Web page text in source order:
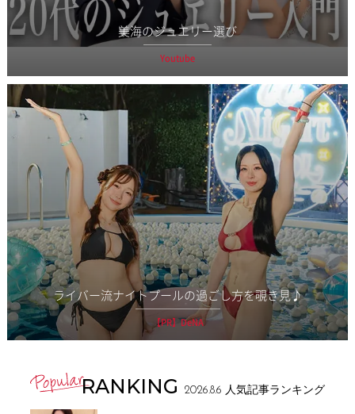
美海のジュエリー選び
Youtube
ライバー流ナイトプールの過ごし方を覗き見♪
【PR】DeNA
RANKING 2026.8.6 人気記事ランキング